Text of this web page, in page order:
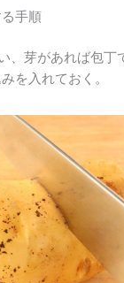
手順
、芽があれば包丁
を入れておく。